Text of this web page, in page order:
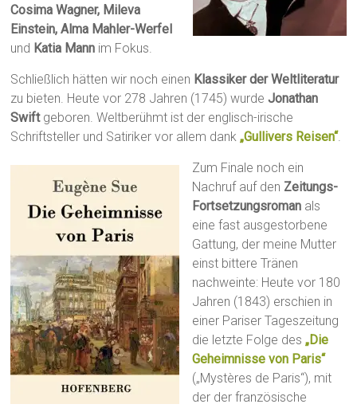
Cosima Wagner, Mileva
Einstein, Alma Mahler-Werfel
und Katia Mann im Fokus.
Schließlich hätten wir noch einen Klassiker der Weltliteratur
zu bieten. Heute vor 278 Jahren (1745) wurdeJonathan
Swiftgeboren. Weltberühmt ist der englisch-irische
Schriftsteller und Satiriker vor allem dank„Gullivers Reisen“.
Zum Finale noch ein
Nachruf auf den Zeitungs-
Fortsetzungsroman als
eine fast ausgestorbene
Gattung, der meine Mutter
einst bittere Tränen
nachweinte: Heute vor 180
Jahren (1843) erschien in
einer Pariser Tageszeitung
die letzte Folge des„Die
Geheimnisse von Paris“
(„Mystères de Paris“), mit
der der französische